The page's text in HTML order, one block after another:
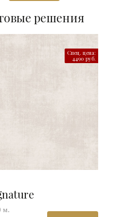
решения
Спец. цена:
4490 руб.
м.